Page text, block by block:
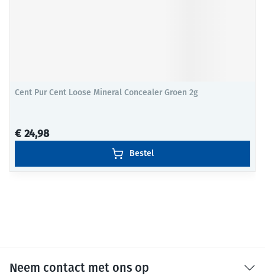
Cent Pur Cent Loose Mineral Concealer Groen 2g
€ 24,98
Bestel
Neem contact met ons op